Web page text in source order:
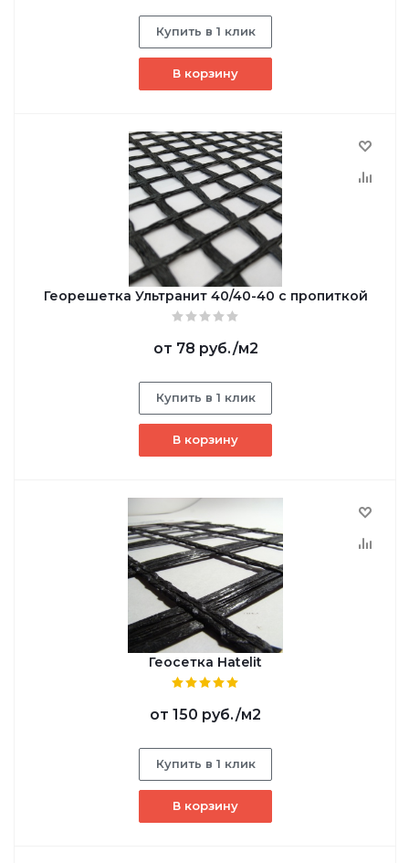
Купить в 1 клик
В корзину
Георешетка Ультранит 40/40-40 с пропиткой
от 78 руб./м2
Купить в 1 клик
В корзину
Геосетка Hatelit
от 150 руб./м2
Купить в 1 клик
В корзину